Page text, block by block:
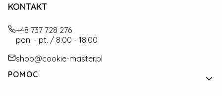
KONTAKT
+48 737 728 276
pon. - pt. / 8:00 - 18:00
shop@cookie-master.pl
Linki w stopce
POMOC